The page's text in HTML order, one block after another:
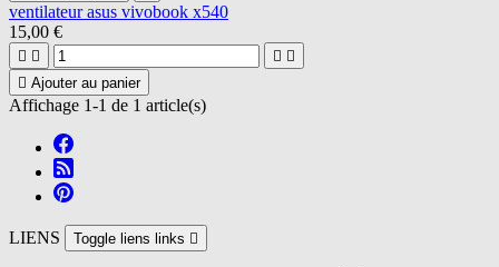
ventilateur asus vivobook x540
15,00 €
   
 Ajouter au panier
Affichage 1-1 de 1 article(s)
LIENS Toggle liens links 